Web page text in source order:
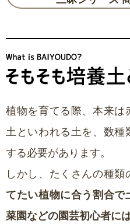
植物を育てる際、本来は
土といわれる土を、数種
する必要があります。
しかし、たくさんの種類
てたい植物に合う割合で
菜園などの園芸初心者に